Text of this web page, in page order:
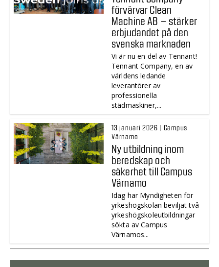
förvärvar Clean
Machine AB – stärker
erbjudandet på den
svenska marknaden
Vi är nu en del av Tennant!
Tennant Company, en av
världens ledande
leverantörer av
professionella
städmaskiner,...
13 januari 2026 | Campus
Värnamo
Ny utbildning inom
beredskap och
säkerhet till Campus
Värnamo
Idag har Myndigheten för
yrkeshögskolan beviljat två
yrkeshögskoleutbildningar
sökta av Campus
Värnamos...